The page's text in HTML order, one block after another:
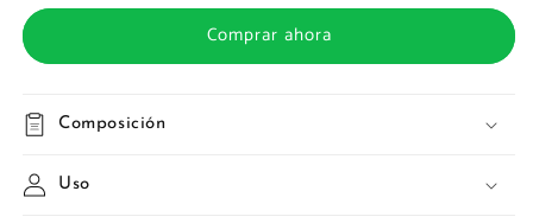
Comprar ahora
Composición
Uso